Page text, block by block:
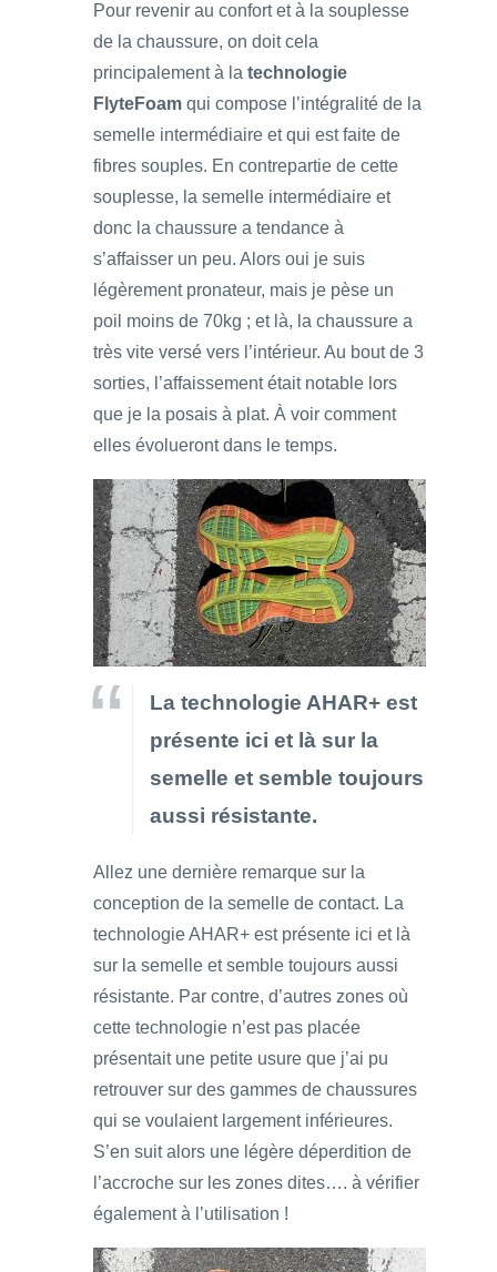
Pour revenir au confort et à la souplesse
de la chaussure, on doit cela
principalement à la technologie
FlyteFoam qui compose l’intégralité de la
semelle intermédiaire et qui est faite de
fibres souples. En contrepartie de cette
souplesse, la semelle intermédiaire et
donc la chaussure a tendance à
s’affaisser un peu. Alors oui je suis
légèrement pronateur, mais je pèse un
poil moins de 70kg ; et là, la chaussure a
très vite versé vers l’intérieur. Au bout de 3
sorties, l’affaissement était notable lors
que je la posais à plat. À voir comment
elles évolueront dans le temps.
La technologie AHAR+ est
présente ici et là sur la
semelle et semble toujours
aussi résistante.
Allez une dernière remarque sur la
conception de la semelle de contact. La
technologie AHAR+ est présente ici et là
sur la semelle et semble toujours aussi
résistante. Par contre, d’autres zones où
cette technologie n’est pas placée
présentait une petite usure que j’ai pu
retrouver sur des gammes de chaussures
qui se voulaient largement inférieures.
S’en suit alors une légère déperdition de
l’accroche sur les zones dites…. à vérifier
également à l’utilisation !